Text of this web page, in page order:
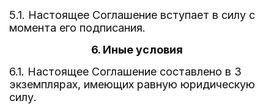
5.1. Настоящее Соглашение вступает в силу с
момента его подписания.
6. Иные условия
6.1. Настоящее Соглашение составлено в 3
экземплярах, имеющих равную юридическую
силу.